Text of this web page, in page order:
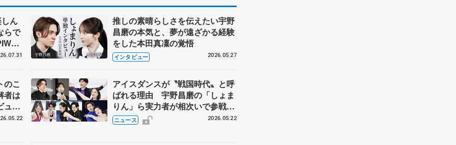
ん
らで
前
推しの素晴らしさを伝えたい宇野
昌磨の本気と、夢が遠ざかる経験
をした本田真凜の覚悟
インタビュー 2026.05.27
のこ
者は
ュー
人、
アイスダンスが〝戦国時代〟と呼
ばれる理由 宇野昌磨の「しょま
りん」ら実力者が相次いで参戦
国内の競争激化
ニュース 2026.05.22